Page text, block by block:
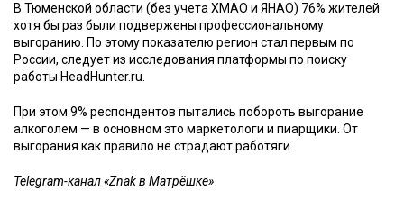
Lifestyle
Мурзилка
В Тюменской области (без учета ХМАО и ЯНАО) 76% жителей
хотя бы раз были подвержены профессиональному
выгоранию. По этому показателю регион стал первым по
России, следует из исследования платформы по поиску
работы HeadHunter.ru.
При этом 9% респондентов пытались побороть выгорание
алкоголем — в основном это маркетологи и пиарщики. От
выгорания как правило не страдают работяги.
Telegram-канал «Znak в Матрёшке»